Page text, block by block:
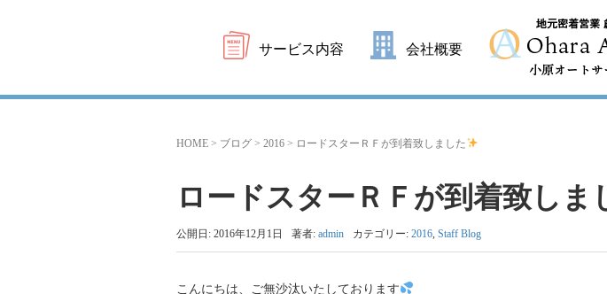
サービス内容 会社概要
HOME > ブログ >2016 > ロードスターＲＦが到着致しました
ロードスターＲＦが到着致しま
公開日: 2016年12月1日 著者:admin カテゴリー:2016,Staff Blog
こんにちは、ご無沙汰いたしております